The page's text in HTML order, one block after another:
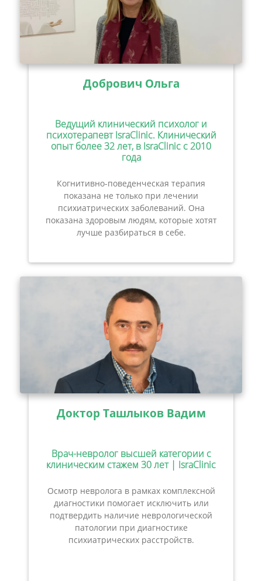
Добрович Ольга
Ведущий клинический психолог и
психотерапевт IsraClinic. Клинический
опыт более 32 лет, в IsraClinic с 2010
года
Когнитивно-поведенческая терапия
показана не только при лечении
психиатрических заболеваний. Она
показана здоровым людям, которые хотят
лучше разбираться в себе.
Доктор Ташлыков Вадим
Врач-невролог высшей категории с
клиническим стажем 30 лет | IsraClinic
Осмотр невролога в рамках комплексной
диагностики помогает исключить или
подтвердить наличие неврологической
патологии при диагностике
психиатрических расстройств.